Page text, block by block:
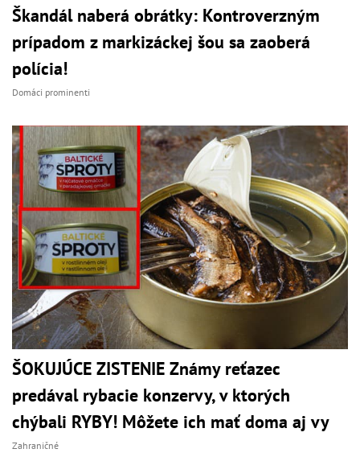
Škandál naberá obrátky: Kontroverzným
prípadom z markizáckej šou sa zaoberá
polícia!
Domáci prominenti
ŠOKUJÚCE ZISTENIE Známy reťazec
predával rybacie konzervy, v ktorých
chýbali RYBY! Môžete ich mať doma aj vy
Zahraničné